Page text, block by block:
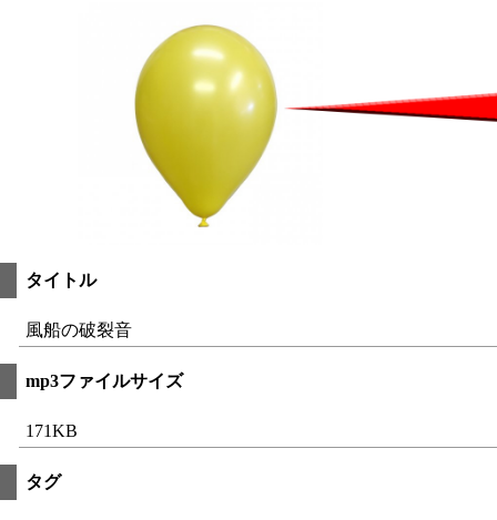
タイトル
風船の破裂音
mp3ファイルサイズ
171KB
タグ